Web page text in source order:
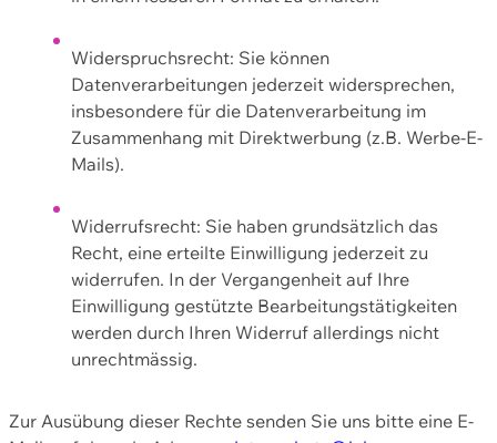
Widerspruchsrecht: Sie können
Datenverarbeitungen jederzeit widersprechen,
insbesondere für die Datenverarbeitung im
Zusammenhang mit Direktwerbung (z.B. Werbe-E-
Mails).
Widerrufsrecht: Sie haben grundsätzlich das
Recht, eine erteilte Einwilligung jederzeit zu
widerrufen. In der Vergangenheit auf Ihre
Einwilligung gestützte Bearbeitungstätigkeiten
werden durch Ihren Widerruf allerdings nicht
unrechtmässig.
Zur Ausübung dieser Rechte senden Sie uns bitte eine E-